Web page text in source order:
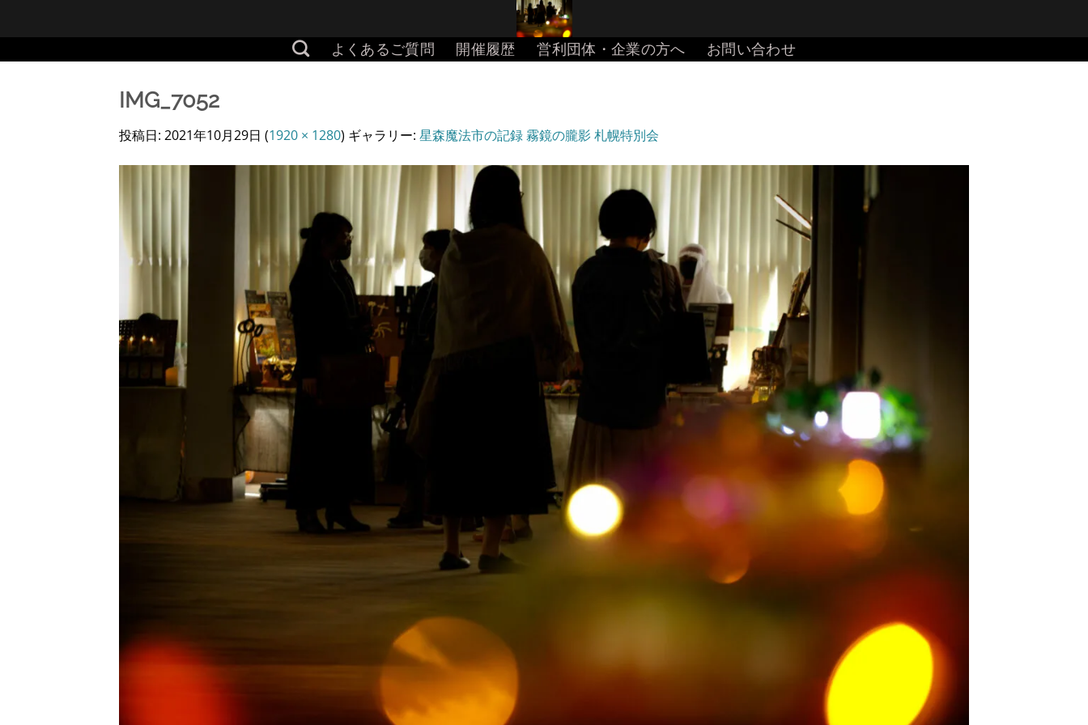
よくあるご質問 開催履歴 営利団体・企業の方へ お問い合わせ
IMG_7052
投稿日: 2021年10月29日 (1920 × 1280) ギャラリー: 星森魔法市の記録 霧鏡の朧影 札幌特別会